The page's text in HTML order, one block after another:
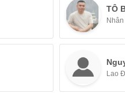
TÔ
Lao